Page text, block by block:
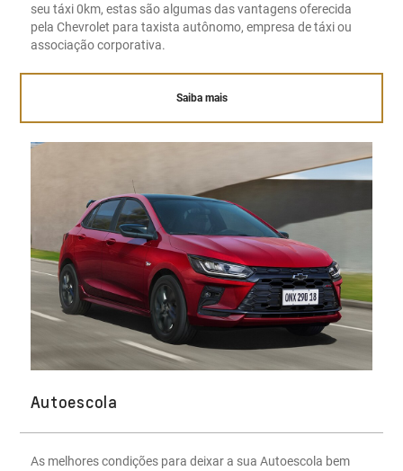
seu táxi 0km, estas são algumas das vantagens oferecida
pela Chevrolet para taxista autônomo, empresa de táxi ou
associação corporativa.
Saiba mais
Autoescola
As melhores condições para deixar a sua Autoescola bem